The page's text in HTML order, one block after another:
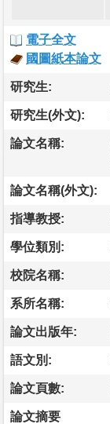
電子全文
國圖紙本論文
研究生:
研究生(外文):
論文名稱:
論文名稱(外文):
指導教授:
學位類別:
校院名稱:
系所名稱:
論文出版年:
語文別:
論文頁數:
論文摘要